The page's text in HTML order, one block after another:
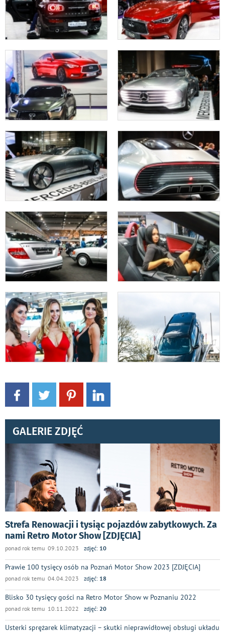
GALERIE ZDJĘĆ
Strefa Renowacji i tysiąc pojazdów zabytkowych. Za
nami Retro Motor Show [ZDJĘCIA]
ponad rok temu 09.10.2023 zdjęć: 10
Prawie 100 tysięcy osób na Poznań Motor Show 2023 [ZDJĘCIA]
ponad rok temu 04.04.2023 zdjęć: 18
Blisko 30 tysięcy gości na Retro Motor Show w Poznaniu 2022
ponad rok temu 10.11.2022 zdjęć: 20
Usterki sprężarek klimatyzacji – skutki nieprawidłowej obsługi układu